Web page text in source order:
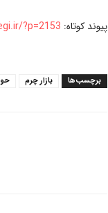
پیوند کوتاه: ?p=2153
برچسب‌ها بازار چرم